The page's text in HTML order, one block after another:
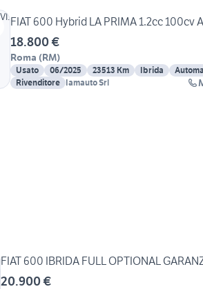
FIAT 600 Hybrid LA PRIMA 1.2cc 100cv
18.800 €
Roma (RM)
Usato 06/2025 23513 Km Ibrida
Rivenditore Iamauto Srl
FIAT 600 IBRIDA
20.900 €